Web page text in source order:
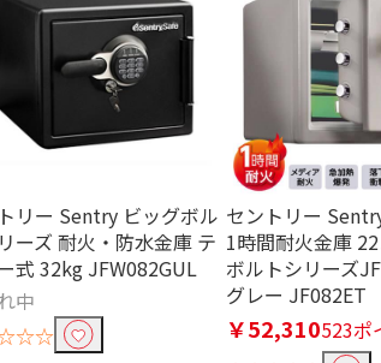
電球色
む
3ポート
数で絞り込む
3ポート 2ポート
で絞り込む
リー Sentry ビッグボル
ーズ 耐火・防水金庫 テ
式 32kg JFW082GUL
中
セントリー
1時間耐火金庫
ボルトシリーズ
グレー JF082ET
￥52,310523ポ